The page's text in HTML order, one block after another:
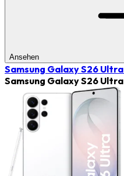
Ansehen
Samsung Galaxy S26 Ultra
Samsung Galaxy S26 Ultra